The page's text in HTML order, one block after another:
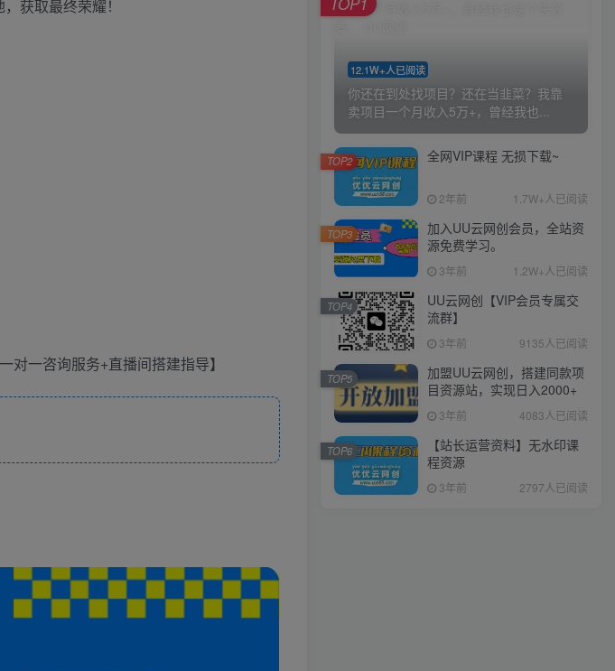
获取最终荣耀！
12.1W+人已阅读
你还在到处找项目？还在当韭菜？我靠
卖项目一个月收入5万+，曾经我也...
全网VIP课程 无损下载~
2年前 1.7W+人已阅读
TOP2
加入UU云网创会员，全站资
源免费学习。
3年前 1.2W+人已阅读
TOP3
UU云网创【VIP会员专属交
流群】
3年前 9135人已阅读
TOP4
加盟UU云网创，搭建同款项
目资源站，实现日入2000+
3年前 4083人已阅读
TOP5
【站长运营资料】无水印课
程资源
3年前 2797人已阅读
TOP6